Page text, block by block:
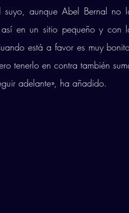
aunque Abel Bernal no
en un sitio pequeño y con
está a favor es muy
tenerlo en contra también
adelante», ha añadido.